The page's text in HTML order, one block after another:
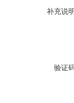
补充说
验证